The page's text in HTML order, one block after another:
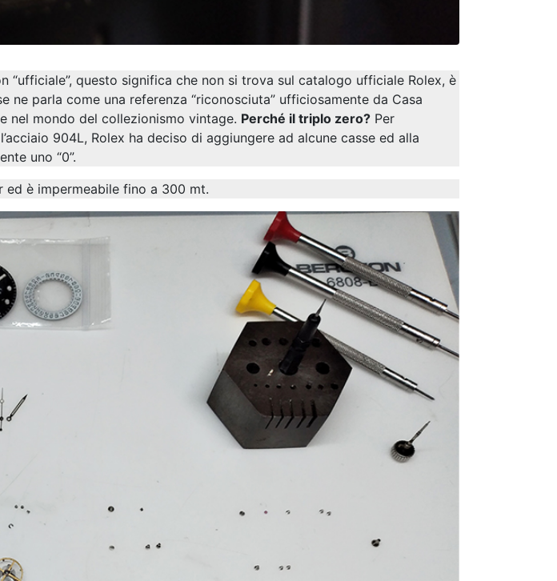
“ufficiale”, questo significa che non si trova sul catalogo ufficiale Rolex, è
ne parla come una referenza “riconosciuta” ufficiosamente da Casa
nel mondo del collezionismo vintage. Perché il triplo zero? Per
904L, Rolex ha deciso di aggiungere ad alcune casse ed alla
uno “0”.
ed è impermeabile fino a 300 mt.